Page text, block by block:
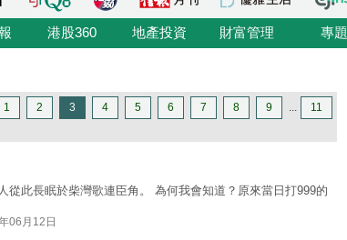
港股360 地產投資 財富管理 專題
1 2 3 4 5 6 7 8 9 ... 11
從此長眠於柴灣歌連臣角。 為何我會知道？原來當日打999的
06月12日